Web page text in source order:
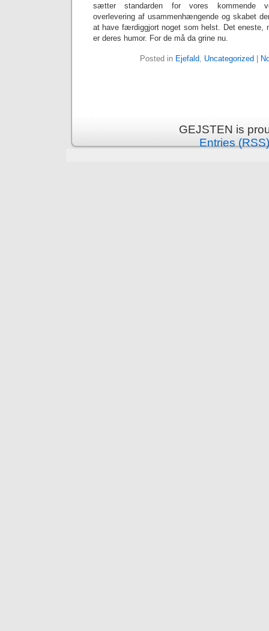
sætter standarden for vores kommende
overlevering af usammenhængende og skabet
at have færdiggjort noget som helst. Det eneste,
er deres humor. For de må da grine nu.
Posted in Ejefald, Uncategorized
GEJSTEN is
Entries (RSS)